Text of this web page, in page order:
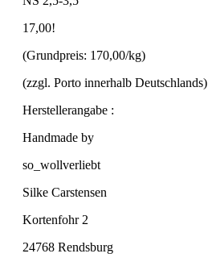
17,00!
(Grundpreis: 170,00/kg)
(zzgl. Porto innerhalb Deutschlands)
Herstellerangabe :
Handmade by
so_wollverliebt
Silke Carstensen
Kortenfohr 2
24768 Rendsburg